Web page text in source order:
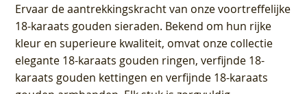
Ervaar de aantrekkingskracht van onze voortreffelijke
18-karaats gouden sieraden. Bekend om hun rijke
kleur en superieure kwaliteit, omvat onze collectie
elegante 18-karaats gouden ringen, verfijnde 18-
karaats gouden kettingen en verfijnde 18-karaats